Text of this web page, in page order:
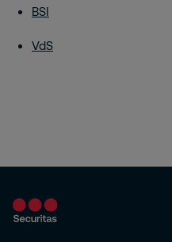
BSI
VdS